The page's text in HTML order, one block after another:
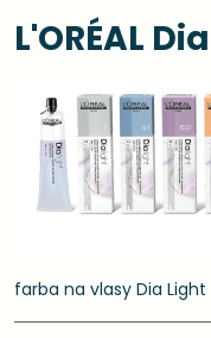
L'ORÉAL
farba na vlasy Dia